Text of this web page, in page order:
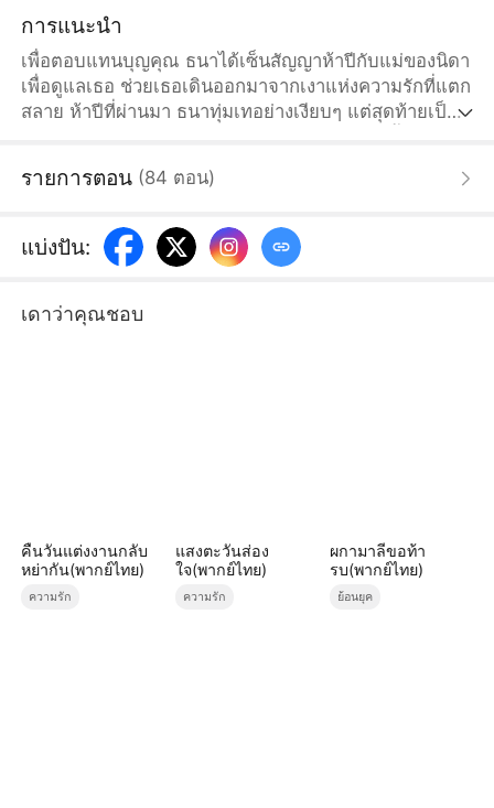
การแนะนำ
เพื่อตอบแทนบุญคุณ ธนาได้เซ็นสัญญาห้าปีกับแม่ของนิดา
เพื่อดูแลเธอ ช่วยเธอเดินออกมาจากเงาแห่งความรักที่แตก
สลาย ห้าปีที่ผ่านมา ธนาทุ่มเทอย่างเงียบๆ แต่สุดท้ายเป็น
นิดารู้ตัวทีหลัง เห็นข้อตกลงการหย่า ตามหาก็ไร้ผล เมื่อรู้
ซึ้งไป ส่วนธนาได้เริ่มต้นชีวิตใหม่ๆ ไปตามอุดมการณ์ของ
รายการตอน (84 ตอน)
แบ่งปัน:
เดาว่าคุณชอบ
คืนวันแต่งงานกลับ
หย่ากัน(พากย์ไทย)
ความรัก
แสงตะวันส่อง
ใจ(พากย์ไทย)
ความรัก
ผกามาลีขอท้า
รบ(พากย์ไทย)
ย้อนยุค